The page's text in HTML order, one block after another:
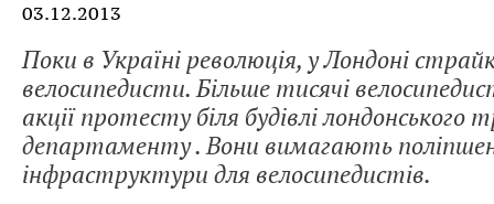
03.12.2013
Поки в Україні революція, у Лондоні
велосипедисти. Більше тисячі
акції протесту біля будівлі лондонського
департаменту . Вони вимагають
інфраструктури для велосипедистів.